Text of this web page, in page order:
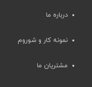
درباره ما
نمونه کار و شوروم
مشتریان ما